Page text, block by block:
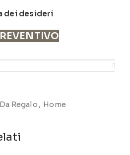
dei desideri
Regalo , Home